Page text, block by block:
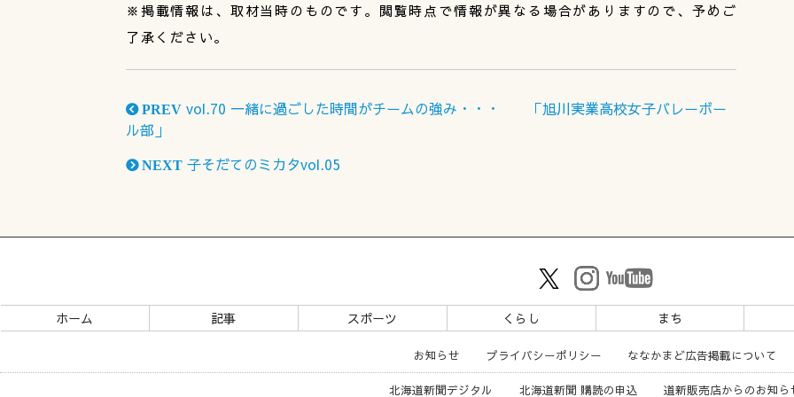
※掲載情報は、取材当時のものです。閲覧時点で情報が異なる場合がありますので、予めご
了承ください。
PREV vol.70 一緒に過ごした時間がチームの強み・・・ 「旭川実業高校女子バレーボー
ル部」
NEXT 子そだてのミカタvol.05
ホーム 記事 スポーツ くらし まち
お知らせ プライバシーポリシー ななかまど広告掲載について
北海道新聞デジタル 北海道新聞 購読の申込 道新販売店からのお知ら